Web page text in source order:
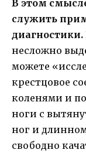
В этом
служить
диагностики.
несложно
можете
крестцовое
коленями и
ноги с
ног и
свободно